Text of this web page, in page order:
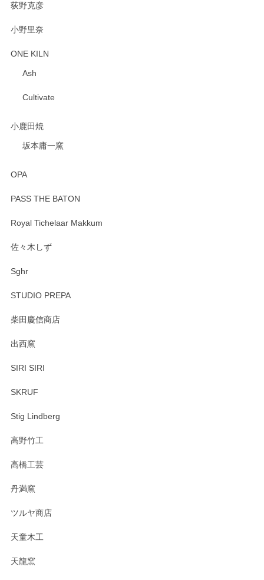
荻野克彦
小野里奈
ONE KILN
Ash
Cultivate
小鹿田焼
坂本庸一窯
OPA
PASS THE BATON
Royal Tichelaar Makkum
佐々木しず
Sghr
STUDIO PREPA
柴田慶信商店
出西窯
SIRI SIRI
SKRUF
Stig Lindberg
高野竹工
高橋工芸
丹満窯
ツルヤ商店
天童木工
天龍窯